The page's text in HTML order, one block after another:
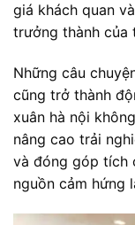
giá khách quan
trưởng thành của
Những câu
cũng trở thành
xuân hà nội
nâng cao trải
và đóng góp tích
nguồn cảm hứng